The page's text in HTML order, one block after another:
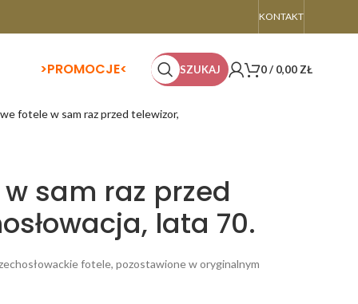
KONTAKT
>PROMOCJE< SZUKAJ 0/ 0,00 ZŁ
fotele w sam raz przed telewizor,
sam raz przed
lata 70.
fotele, pozostawione w oryginalnym